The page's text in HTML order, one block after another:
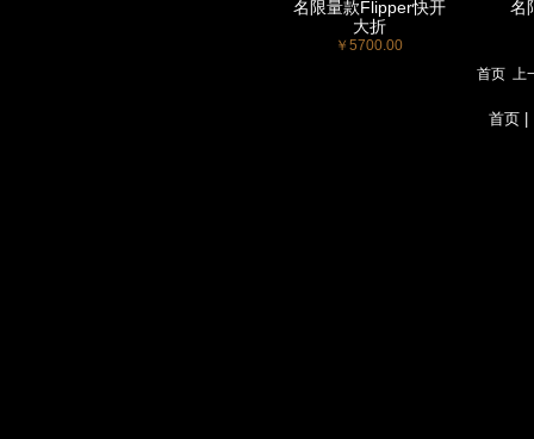
名限量款Flipper快开
大折
￥5700.00
名
首页 上
首页